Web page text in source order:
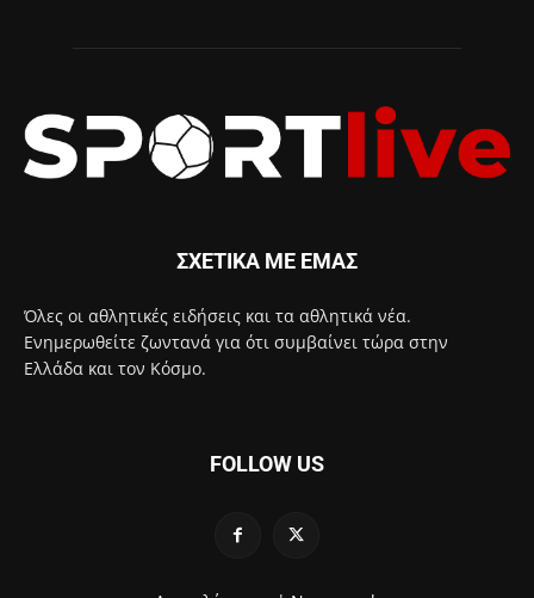
ΣΧΕΤΙΚΑ ΜΕ ΕΜΑΣ
Όλες οι αθλητικές ειδήσεις και τα αθλητικά νέα.
Ενημερωθείτε ζωντανά για ότι συμβαίνει τώρα στην
Ελλάδα και τον Κόσμο.
FOLLOW US